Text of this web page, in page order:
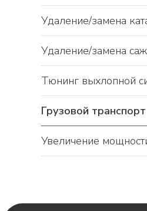
Удаление/замена
Удаление/замена
Тюнинг выхлопной
Грузовой транспорт
Увеличение